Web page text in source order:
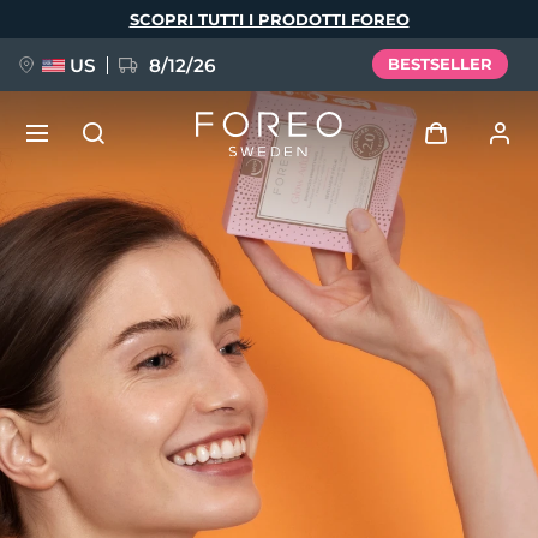
SCOPRI TUTTI I PRODOTTI FOREO
US 8/12/26 BESTSELLER
Profilo utente
I miei dispositivi
I miei ordini
I miei indirizzi
I miei abbonamenti
NUOVO
FAQ™ Pure Beauty-Tech Elixir
BREAKING NEWS
issa™ Teeth Whitening Set
Lingua
English Deutsch
Español
Français
Italiano
Português
Polski
Svenska
Türkçe
简体中文